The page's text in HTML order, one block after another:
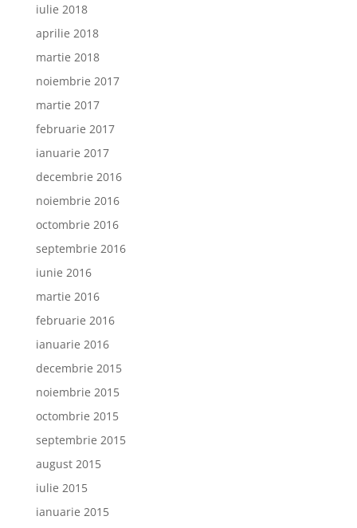
iulie 2018
aprilie 2018
martie 2018
noiembrie 2017
martie 2017
februarie 2017
ianuarie 2017
decembrie 2016
noiembrie 2016
octombrie 2016
septembrie 2016
iunie 2016
martie 2016
februarie 2016
ianuarie 2016
decembrie 2015
noiembrie 2015
octombrie 2015
septembrie 2015
august 2015
iulie 2015
ianuarie 2015